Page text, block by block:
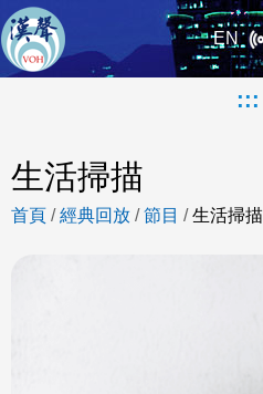
EN
:::
生活掃描
首頁 /經典回放 /節目 /生活掃描